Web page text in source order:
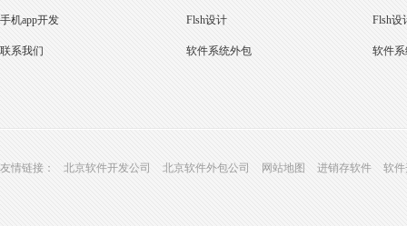
手机app开发
联系我们
Flsh设计
软件系统外包
Flsh设
软件
友情链接： 北京软件开发公司 北京软件外包公司 网站地图 进销存软件 软